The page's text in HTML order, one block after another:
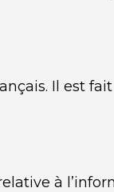
Il est fait
à